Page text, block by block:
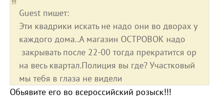
Guest пишет:
Эти квадрики искать не надо они во дворах у
каждого дома..А магазин ОСТРОВОК надо
закрывать после 22-00 тогда прекратится ор
на весь квартал.Полиция вы где? Участковый
мы тебя в глаза не видели
Обьявите его во всероссийский розыск!!!